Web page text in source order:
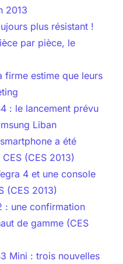
2013
plus résistant !
par pièce, le
firme estime que leurs
: le lancement prévu
Liban
a été
(CES 2013)
4 et une console
(CES 2013)
: une confirmation
de gamme (CES
Mini : trois nouvelles